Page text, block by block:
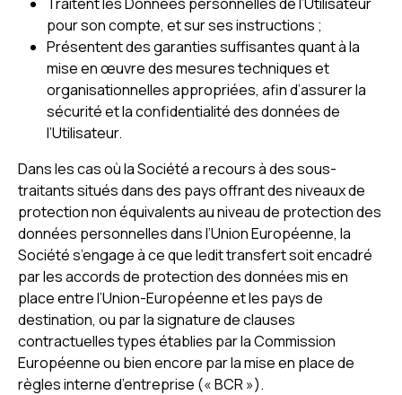
pour son compte, et sur ses instructions ;
Présentent des garanties suffisantes quant à la
mise en œuvre des mesures techniques et
organisationnelles appropriées, afin d’assurer la
sécurité et la confidentialité des données de
l’Utilisateur.
Dans les cas où la Société a recours à des sous-
traitants situés dans des pays offrant des niveaux de
protection non équivalents au niveau de protection des
données personnelles dans l’Union Européenne, la
Société s’engage à ce que ledit transfert soit encadré
par les accords de protection des données mis en
place entre l’Union-Européenne et les pays de
destination, ou par la signature de clauses
contractuelles types établies par la Commission
Européenne ou bien encore par la mise en place de
règles interne d’entreprise (« BCR »).